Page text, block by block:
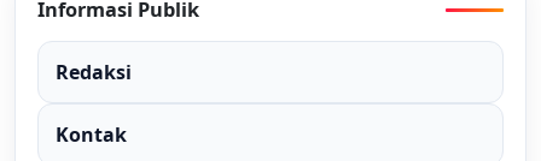
Informasi Publik
Redaksi
Kontak